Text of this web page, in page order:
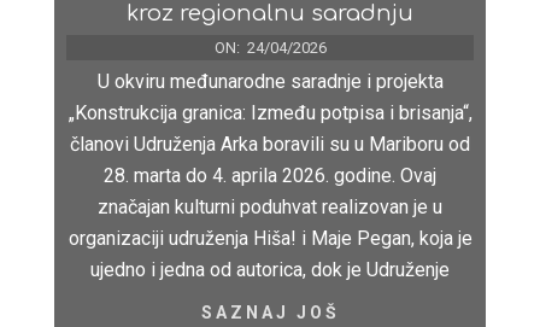
kroz regionalnu saradnju
ON: 24/04/2026
U okviru međunarodne saradnje i projekta
„Konstrukcija granica: Između potpisa i brisanja“,
članovi Udruženja Arka boravili su u Mariboru od
28. marta do 4. aprila 2026. godine. Ovaj
značajan kulturni poduhvat realizovan je u
organizaciji udruženja Hiša! i Maje Pegan, koja je
ujedno i jedna od autorica, dok je Udruženje
SAZNAJ JOŠ